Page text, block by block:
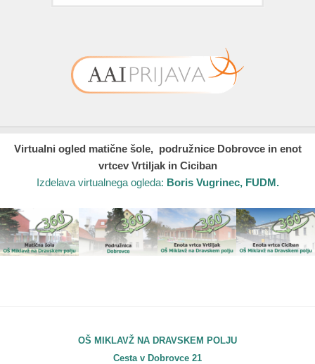
Virtualni ogled matične šole, podružnice Dobrovce in enot
vrtcev Vrtiljak in Ciciban
Izdelava virtualnega ogleda: Boris Vugrinec, FUDM.
OŠ MIKLAVŽ NA DRAVSKEM POLJU
Cesta v Dobrovce 21